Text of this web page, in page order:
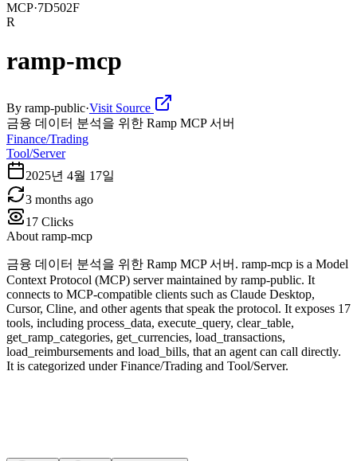
MCP·7D502F
R
ramp-mcp
By ramp-public·Visit Source
금융 데이터 분석을 위한 Ramp MCP 서버
Finance/Trading
Tool/Server
2025년 4월 17일
3 months ago
17 Clicks
About ramp-mcp
금융 데이터 분석을 위한 Ramp MCP 서버. ramp-mcp is a Model
Context Protocol (MCP) server maintained by ramp-public. It
connects to MCP-compatible clients such as Claude Desktop,
Cursor, Cline, and other agents that speak the protocol. It exposes 17
tools, including process_data, execute_query, clear_table,
get_ramp_categories, get_currencies, load_transactions,
load_reimbursements and load_bills, that an agent can call directly.
It is categorized under Finance/Trading and Tool/Server.